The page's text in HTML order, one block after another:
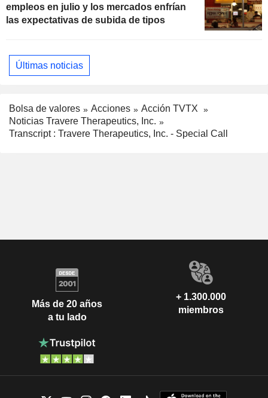
empleos en julio y los mercados enfrían
las expectativas de subida de tipos
Últimas noticias
Bolsa de valores Acciones
Acción TVTX
Noticias Travere Therapeutics, Inc.
Transcript : Travere Therapeutics, Inc. - Special Call
Más de 20 años
a tu lado
+ 1.300.000
miembros